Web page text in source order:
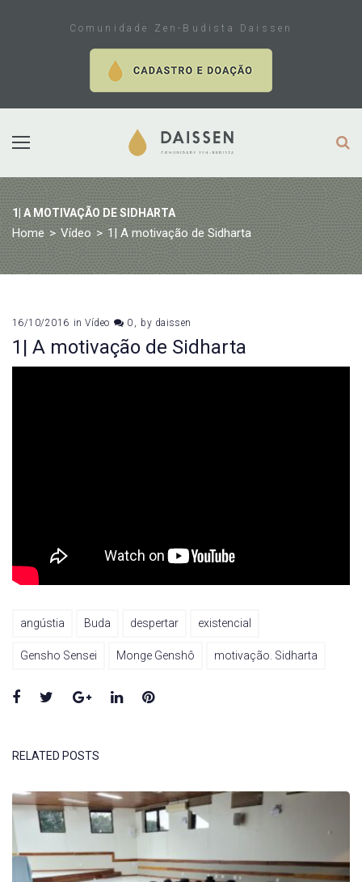
Comunidade Zen-Budista Daissen
1| A MOTIVAÇÃO DE SIDHARTA
Home > Vídeo > 1| A motivação de Sidharta
16/10/2016 inVídeo 0 by daissen
1| A motivação de Sidharta
angústia Buda despertar existencial
Gensho Sensei Monge Genshô motivação. Sidharta
Facebook
TwitterGoogle+LinkedInPinterest
RELATED POSTS